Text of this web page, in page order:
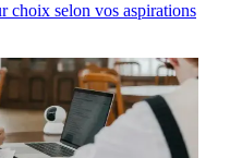
choix selon vos aspirations